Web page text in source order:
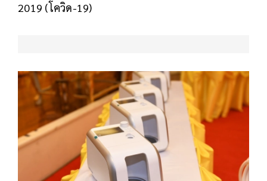
2019 (โควิด-19)